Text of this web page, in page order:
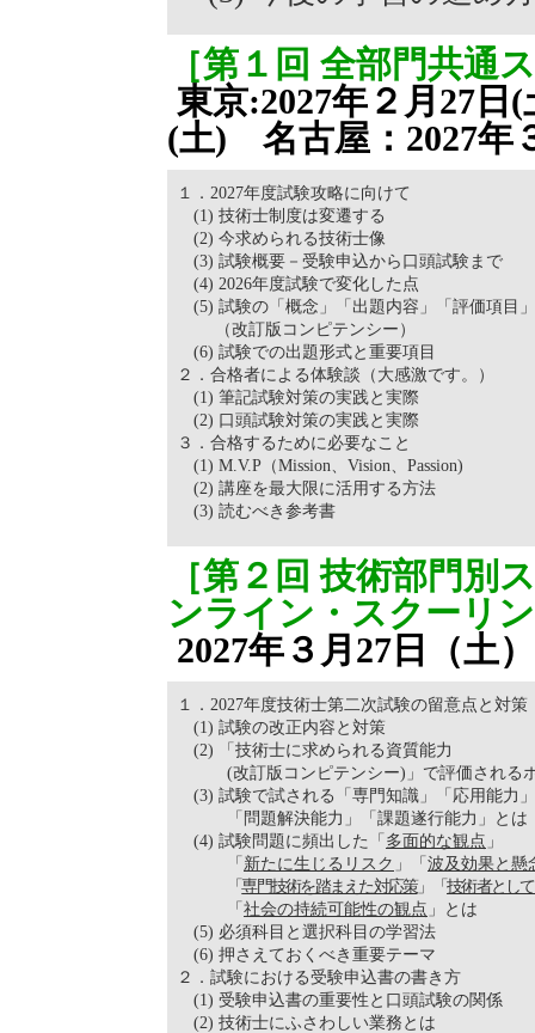
［第１回 全部門共通
東京:2027年２月27
(土) 名古屋：2027年
１．2027年度試験攻略に向けて
(1) 技術士制度は変遷する
(2) 今求められる技術士像
(3) 試験概要－受験申込から口頭試験まで
(4) 2026年度試験で変化した点
(5) 試験の「概念」「出題内容」「評価項目」
（改訂版コンピテンシー）
(6) 試験での出題形式と重要項目
２．合格者による体験談（大感激です。）
(1) 筆記試験対策の実践と実際
(2) 口頭試験対策の実践と実際
３．合格するために必要なこと
(1) M.V.P（Mission、Vision、Passion)
(2) 講座を最大限に活用する方法
(3) 読むべき参考書
［第２回 技術部門別
ンライン・スクーリ
2027年３月27日（土）
１．2027年度技術士第二次試験の留意点と対策
(1) 試験の改正内容と対策
(2) 「技術士に求められる資質能力
(改訂版コンピテンシー)」で評価される
(3) 試験で試される「専門知識」「応用能力」
「問題解決能力」「課題遂行能力」とは
(4) 試験問題に頻出した「 多面的な観点 」
「 新たに生じるリスク 」「 波及効果と懸
「専門技術を踏まえた対応策」「 技術者とし
「 社会の持続可能性の観点 」とは
(5) 必須科目と選択科目の学習法
(6) 押さえておくべき重要テーマ
２．試験における受験申込書の書き方
(1) 受験申込書の重要性と口頭試験の関係
(2) 技術士にふさわしい業務とは